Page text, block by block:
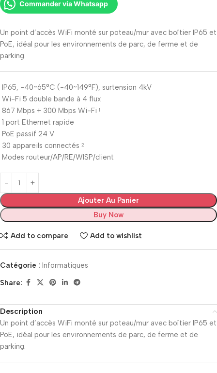
Commander via Whatsapp
Un point d’accès WiFi monté sur poteau/mur avec boîtier IP65 et
PoE, idéal pour les environnements de parc, de ferme et de
parking.
IP65, -40~65°C (-40~149°F), surtension 4kV
Wi-Fi 5 double bande à 4 flux
867 Mbps + 300 Mbps Wi-Fi 1
1 port Ethernet rapide
PoE passif 24 V
30 appareils connectés 2
Modes routeur/AP/RE/WISP/client
Ajouter Au Panier
Buy Now
Add to compare Add to wishlist
Catégorie : Informatiques
Share:
Description
Un point d’accès WiFi monté sur poteau/mur avec boîtier IP65 et
PoE, idéal pour les environnements de parc, de ferme et de
parking.